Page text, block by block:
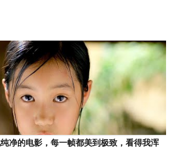
净的电影，每一帧都美到极致，看得我浑